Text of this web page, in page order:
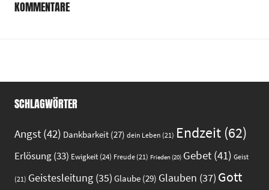
KOMMENTARE
SCHLAGWÖRTER
Angst (42) Dankbarkeit (27) dein Leben (21) Endzeit (62)
Erlösung(33) Ewigkeit (24) Freude (21) Frieden (20) Gebet (41) Geist
(21) Geistesleitung (35) Glaube (29) Glauben (37) Gott